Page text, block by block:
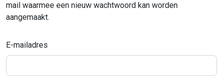
mail waarmee een nieuw wachtwoord kan worden
aangemaakt.
E-mailadres